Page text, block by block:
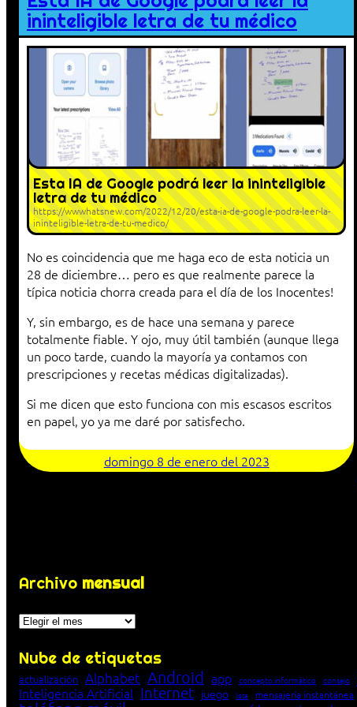
ininteligible letra de tu médico
Esta IA de Google podrá leer la ininteligible
letra de tu médico
https://wwwhatsnew.com/2022/12/20/esta-ia-de-google-podra-leer-la-
ininteligible-letra-de-tu-medico/
No es coincidencia que me haga eco de esta noticia un
28 de diciembre… pero es que realmente parece la
típica noticia chorra creada para el día de los Inocentes!
Y, sin embargo, es de hace una semana y parece
totalmente fiable. Y ojo, muy útil también (aunque llega
un poco tarde, cuando la mayoría ya contamos con
prescripciones y recetas médicas digitalizadas).
Si me dicen que esto funciona con mis escasos escritos
en papel, yo ya me daré por satisfecho.
domingo 8 de enero del 2023
Archivo mensual
Archivos
Nube de etiquetas
actualización Alphabet Android app concepto informático consejo
Inteligencia Artificial Internet juego lista mensajería instantánea